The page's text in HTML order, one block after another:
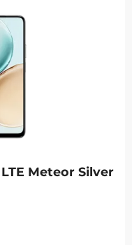
LTE Meteor Silver